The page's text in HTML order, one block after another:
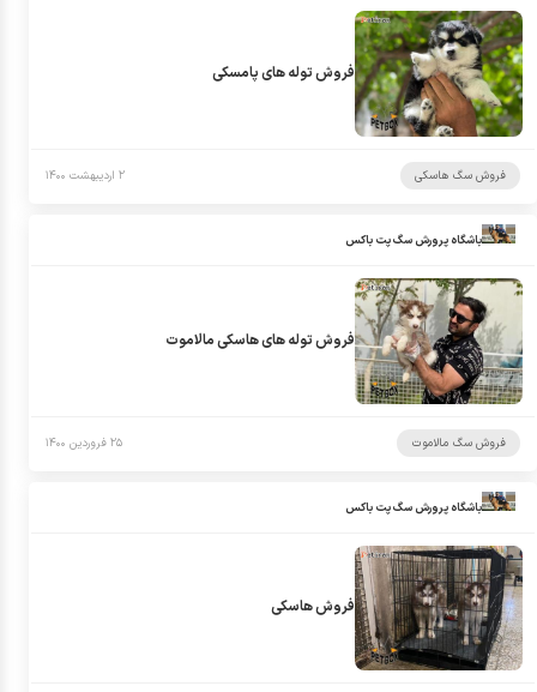
فروش توله های پامسکی
فروش سگ هاسکی ۲ اردیبهشت ۱۴۰۰
باشگاه پرورش سگ پت باکس
فروش توله های هاسکی مالاموت
فروش سگ مالاموت ۲۵ فروردین ۱۴۰۰
باشگاه پرورش سگ پت باکس
فروش هاسکی